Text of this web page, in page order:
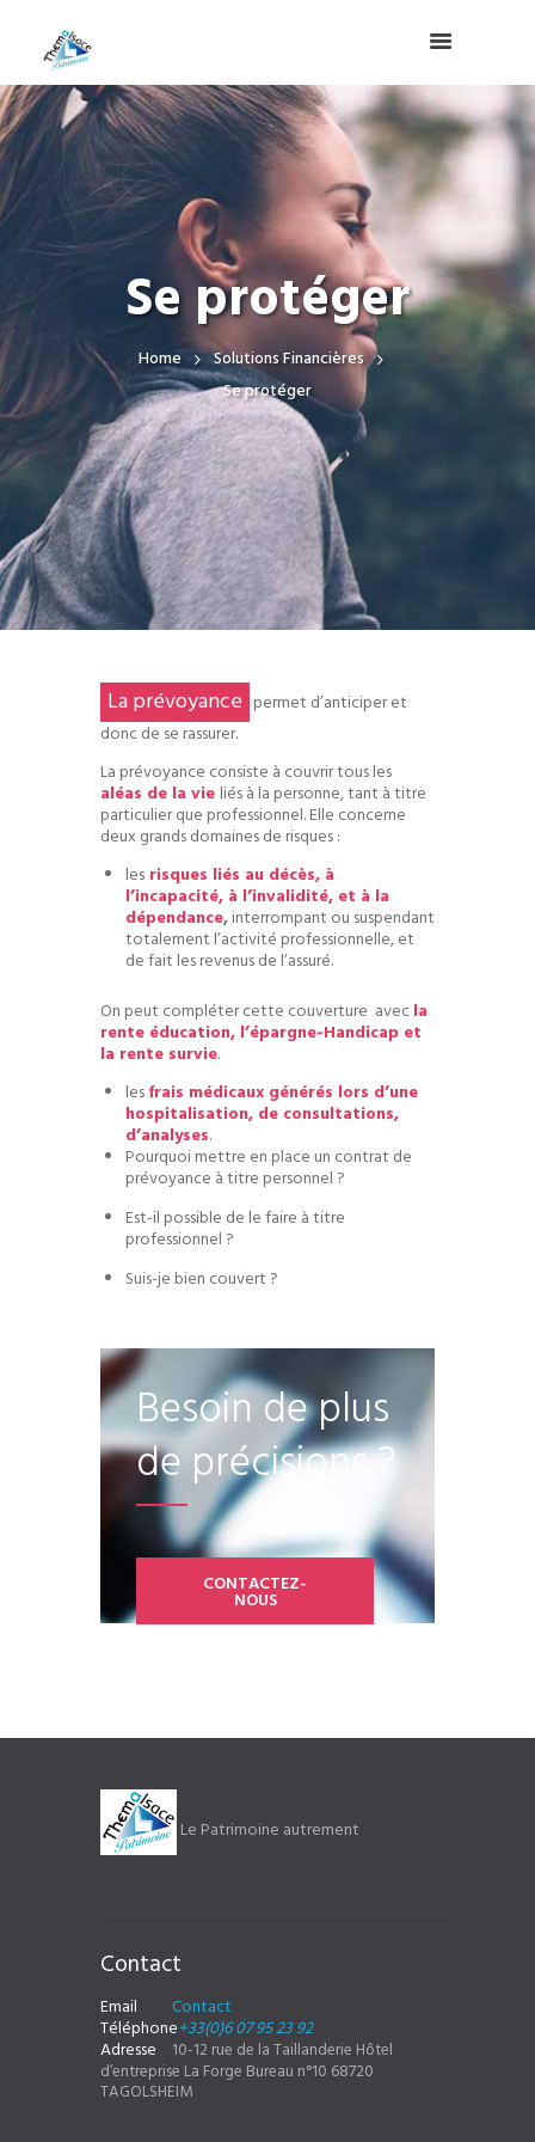
Se protéger
Home
Solutions Financières
Se protéger
La prévoyance permet d’anticiper et
donc de se rassurer.
La prévoyance consiste à couvrir tous les
aléas de la vie liés à la personne, tant à titre
particulier que professionnel. Elle concerne
deux grands domaines de risques :
les risques liés au décès, à
l’incapacité, à l’invalidité, et à la
dépendance,interrompant ou suspendant
totalement l’activité professionnelle, et
de fait les revenus de l’assuré.
On peut compléter cette couverture avecla
rente éducation, l’épargne-Handicap et
la rente survie.
lesfrais médicaux générés lors d’une
hospitalisation, de consultations,
d’analyses.
Pourquoi mettre en place un contrat de
prévoyance à titre personnel ?
Est-il possible de le faire à titre
professionnel ?
Suis-je bien couvert ?
Besoin de plus
de précisions ?
CONTACTEZ-
NOUS
Le Patrimoine autrement
Contact
Email Contact
Téléphone+33(0)6 07 95 23 92
Adresse
10-12 rue de la Taillanderie Hôtel
d’entreprise La Forge Bureau n°10 68720
TAGOLSHEIM